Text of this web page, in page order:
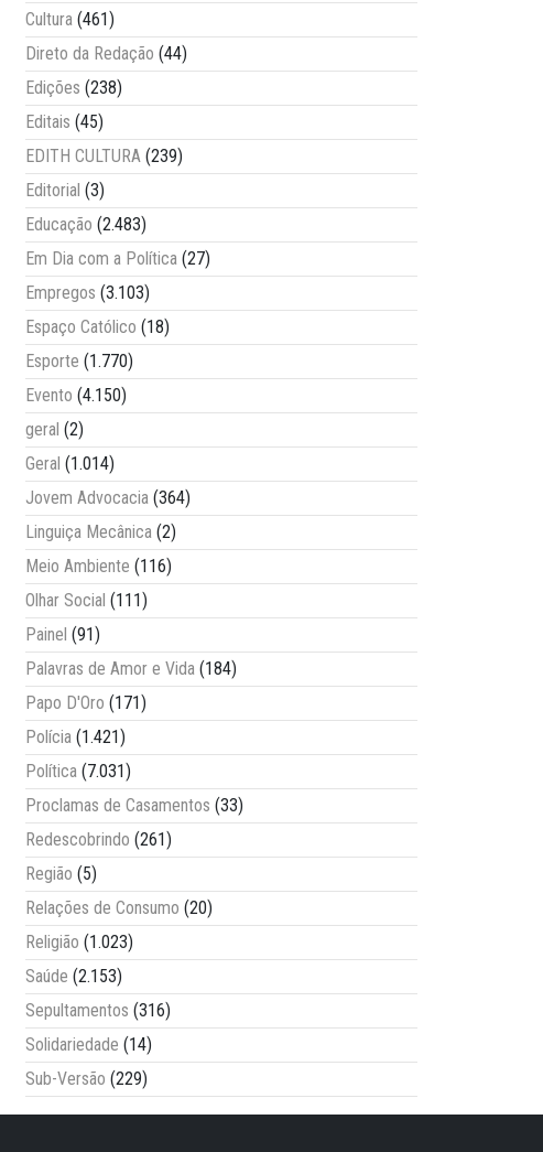
Cultura (461)
Direto da Redação (44)
Edições (238)
Editais (45)
EDITH CULTURA (239)
Editorial (3)
Educação (2.483)
Em Dia com a Política (27)
Empregos (3.103)
Espaço Católico (18)
Esporte (1.770)
Evento (4.150)
geral (2)
Geral (1.014)
Jovem Advocacia (364)
Linguiça Mecânica (2)
Meio Ambiente (116)
Olhar Social (111)
Painel (91)
Palavras de Amor e Vida (184)
Papo D'Oro (171)
Polícia (1.421)
Política (7.031)
Proclamas de Casamentos (33)
Redescobrindo (261)
Região (5)
Relações de Consumo (20)
Religião (1.023)
Saúde (2.153)
Sepultamentos (316)
Solidariedade (14)
Sub-Versão (229)